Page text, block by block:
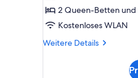
Euro
Cleaning
anzeigen
2 Queen-Betten und
Kostenloses WLAN
Weitere Details
Weitere